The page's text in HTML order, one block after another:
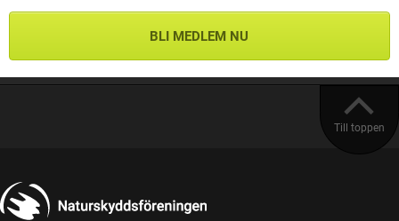
BLI MEDLEM NU
Till toppen